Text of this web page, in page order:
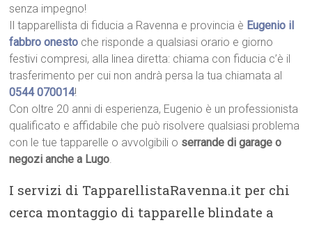
senza impegno!
Il tapparellista di fiducia a Ravenna e provincia è Eugenio il
fabbro onesto che risponde a qualsiasi orario e giorno
festivi compresi, alla linea diretta: chiama con fiducia c’è il
trasferimento per cui non andrà persa la tua chiamata al
0544 070014!
Con oltre 20 anni di esperienza, Eugenio è un professionista
qualificato e affidabile che può risolvere qualsiasi problema
con le tue tapparelle o avvolgibili o serrande di garage o
negozi anche a Lugo.
I servizi di TapparellistaRavenna.it per chi
cerca montaggio di tapparelle blindate a